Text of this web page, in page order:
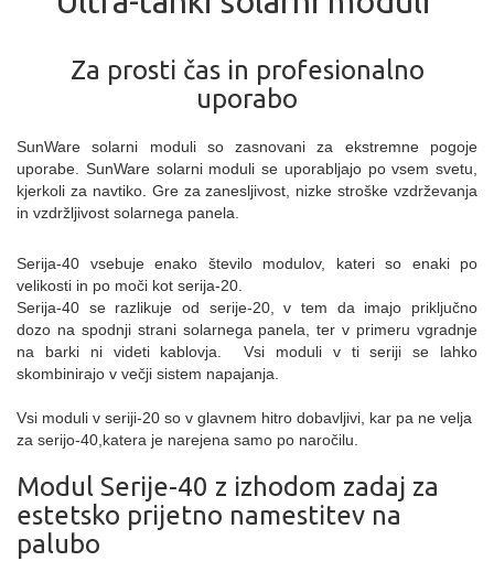
Za prosti čas in profesionalno
uporabo
SunWare solarni moduli so zasnovani za ekstremne pogoje
uporabe. SunWare solarni moduli se uporabljajo po vsem svetu,
kjerkoli za navtiko. Gre za zanesljivost, nizke stroške vzdrževanja
in vzdržljivost solarnega panela.
Serija-40 vsebuje enako število modulov, kateri so enaki po
velikosti in po moči kot serija-20.
Serija-40 se razlikuje od serije-20, v tem da imajo priključno
dozo na spodnji strani solarnega panela, ter v primeru vgradnje
na barki ni videti kablovja. Vsi moduli v ti seriji se lahko
skombinirajo v večji sistem napajanja.
Vsi moduli v seriji-20 so v glavnem hitro dobavljivi, kar pa ne velja
za serijo-40,katera je narejena samo po naročilu.
Modul Serije-40 z izhodom zadaj za
estetsko prijetno namestitev na
palubo